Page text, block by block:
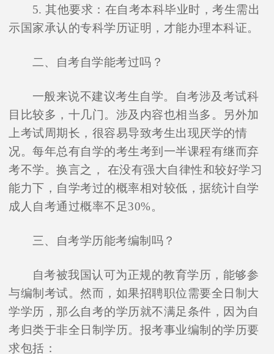
5. 其他要求：在自考本科毕业时，考生需出
示国家承认的专科学历证明，才能办理本科证。
二、自考自学能考过吗？
一般来说不建议考生自学。自考涉及考试科
目比较多，十几门。涉及内容也相当多。另外加
上考试周期长，很容易导致考生出现厌学的情
况。每年总有自学的考生考到一半课程有继而弃
考不学。换言之， 在没有强大自律性和较好学习
能力下，自学考过的概率相对较低，据统计自学
成人自考通过概率不足30%。
三、自考学历能考编制吗？
自考被我国认可为正规的教育学历，能够参
与编制考试。然而，如果招聘职位需要全日制大
学学历，那么自考的学历就不满足条件，因为自
考归类于非全日制学历。报考事业编制的学历要
求包括：